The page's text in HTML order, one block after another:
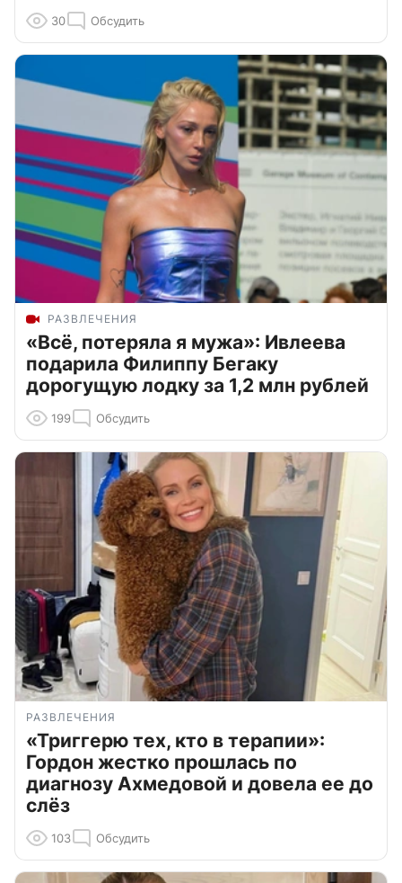
30 Обсудить
РАЗВЛЕЧЕНИЯ
«Всё, потеряла я мужа»: Ивлеева
подарила Филиппу Бегаку
дорогущую лодку за 1,2 млн рублей
199 Обсудить
РАЗВЛЕЧЕНИЯ
«Триггерю тех, кто в терапии»:
Гордон жестко прошлась по
диагнозу Ахмедовой и довела ее до
слёз
103 Обсудить